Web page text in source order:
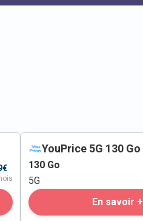
YouPrice 5G 130 Go
130 Go
5G
En savoir +